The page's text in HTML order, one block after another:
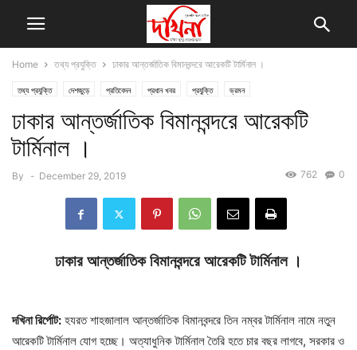
Home তথ্য প্রযুক্তি ঢাকার আন্তর্জাতিক বিমানবন্দরে আরেকটি টার্মিনাল ।
তথ্য প্রযুক্তি দেশজুড়ে প্রতিবেদন প্রধান খবর প্রযুক্তি ভ্রমন
ঢাকার আন্তর্জাতিক বিমানবন্দরে আরেকটি
টার্মিনাল ।
By - December 29, 2019 0
762
ঢাকার আন্তর্জাতিক বিমানবন্দরে আরেকটি টার্মিনাল ।
দখিনা রির্পোট: হযরত শাহজালাল আন্তর্জাতিক বিমানবন্দরে তিন নম্বর টার্মিনাল নামে নতুন
আরেকটি টার্মিনাল যোগ হচ্ছে। অত্যাধুনিক টার্মিনাল তৈরি হতে চার বছর লাগবে, সরকার ও